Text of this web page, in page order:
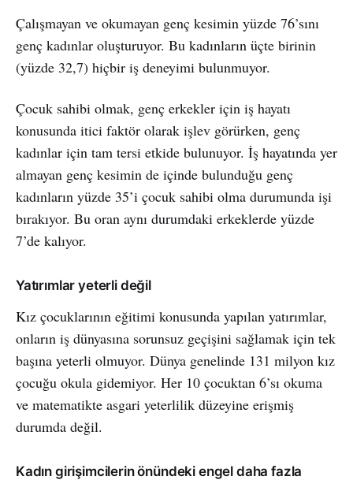
Çalışmayan ve okumayan genç kesimin yüzde 76’sını
genç kadınlar oluşturuyor. Bu kadınların üçte birinin
(yüzde 32,7) hiçbir iş deneyimi bulunmuyor.
Çocuk sahibi olmak, genç erkekler için iş hayatı
konusunda itici faktör olarak işlev görürken, genç
kadınlar için tam tersi etkide bulunuyor. İş hayatında yer
almayan genç kesimin de içinde bulunduğu genç
kadınların yüzde 35’i çocuk sahibi olma durumunda işi
bırakıyor. Bu oran aynı durumdaki erkeklerde yüzde
7’de kalıyor.
Yatırımlar yeterli değil
Kız çocuklarının eğitimi konusunda yapılan yatırımlar,
onların iş dünyasına sorunsuz geçişini sağlamak için tek
başına yeterli olmuyor. Dünya genelinde 131 milyon kız
çocuğu okula gidemiyor. Her 10 çocuktan 6’sı okuma
ve matematikte asgari yeterlilik düzeyine erişmiş
durumda değil.
Kadın girişimcilerin önündeki engel daha fazla